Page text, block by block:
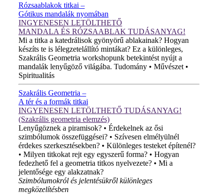
Rózsaablakok titkai –
Gótikus mandalák nyomában
INGYENESEN LETÖLTHETŐ
MANDALA ÉS RÓZSAABLAK TUDÁSANYAG!
Mi a titka a katedrálisok gyönyörű ablakainak? Hogyan
készíts te is lélegzetelállító mintákat? Ez a különleges,
Szakrális Geometria workshopunk betekintést nyújt a
mandalák lenyűgöző világába. Tudomány • Művészet •
Spiritualitás
Szakrális Geometria –
A tér és a formák titkai
INGYENESEN LETÖLTHETŐ TUDÁSANYAG!
(Szakrális geometria elemzés)
Lenyűgöznek a piramisok? • Érdekelnek az ősi
szimbólumok összefüggései? • Szívesen elmélyülnél
érdekes szerkesztésekben? • Különleges testeket építenél?
• Milyen titkokat rejt egy egyszerű forma? • Hogyan
fedezhető fel a geometria titkos nyelvezete? • Mi a
jelentősége egy alakzatnak?
Szimbólumokról és jelentésükről különleges
megközelítésben